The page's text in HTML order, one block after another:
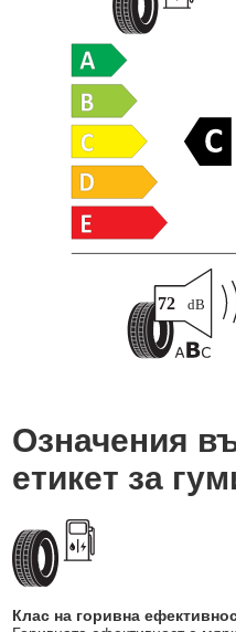
Означения
етикет за
Клас на горивна